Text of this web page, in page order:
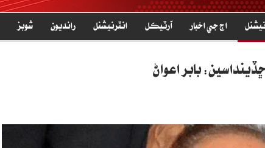
نيشنل اڄ جي اخبار آرٽيڪل انٽرنيشنل رانديون شوبز
بابر اعواڻ